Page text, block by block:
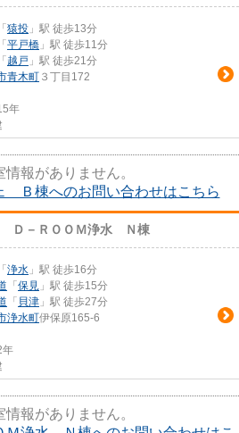
「 猿投 」駅 徒歩13分
「 平戸橋 」駅 徒歩11分
「 越戸 」駅 徒歩21分
青木町 ３丁目172
年
情報がありません。
Ｂ棟へのお問い合わせはこちら
Ｄ－ＲＯＯＭ浄水 Ｎ棟
「 浄水 」駅 徒歩16分
「 保見 」駅 徒歩15分
「 貝津 」駅 徒歩27分
浄水町伊保原165-6
年
情報がありません。